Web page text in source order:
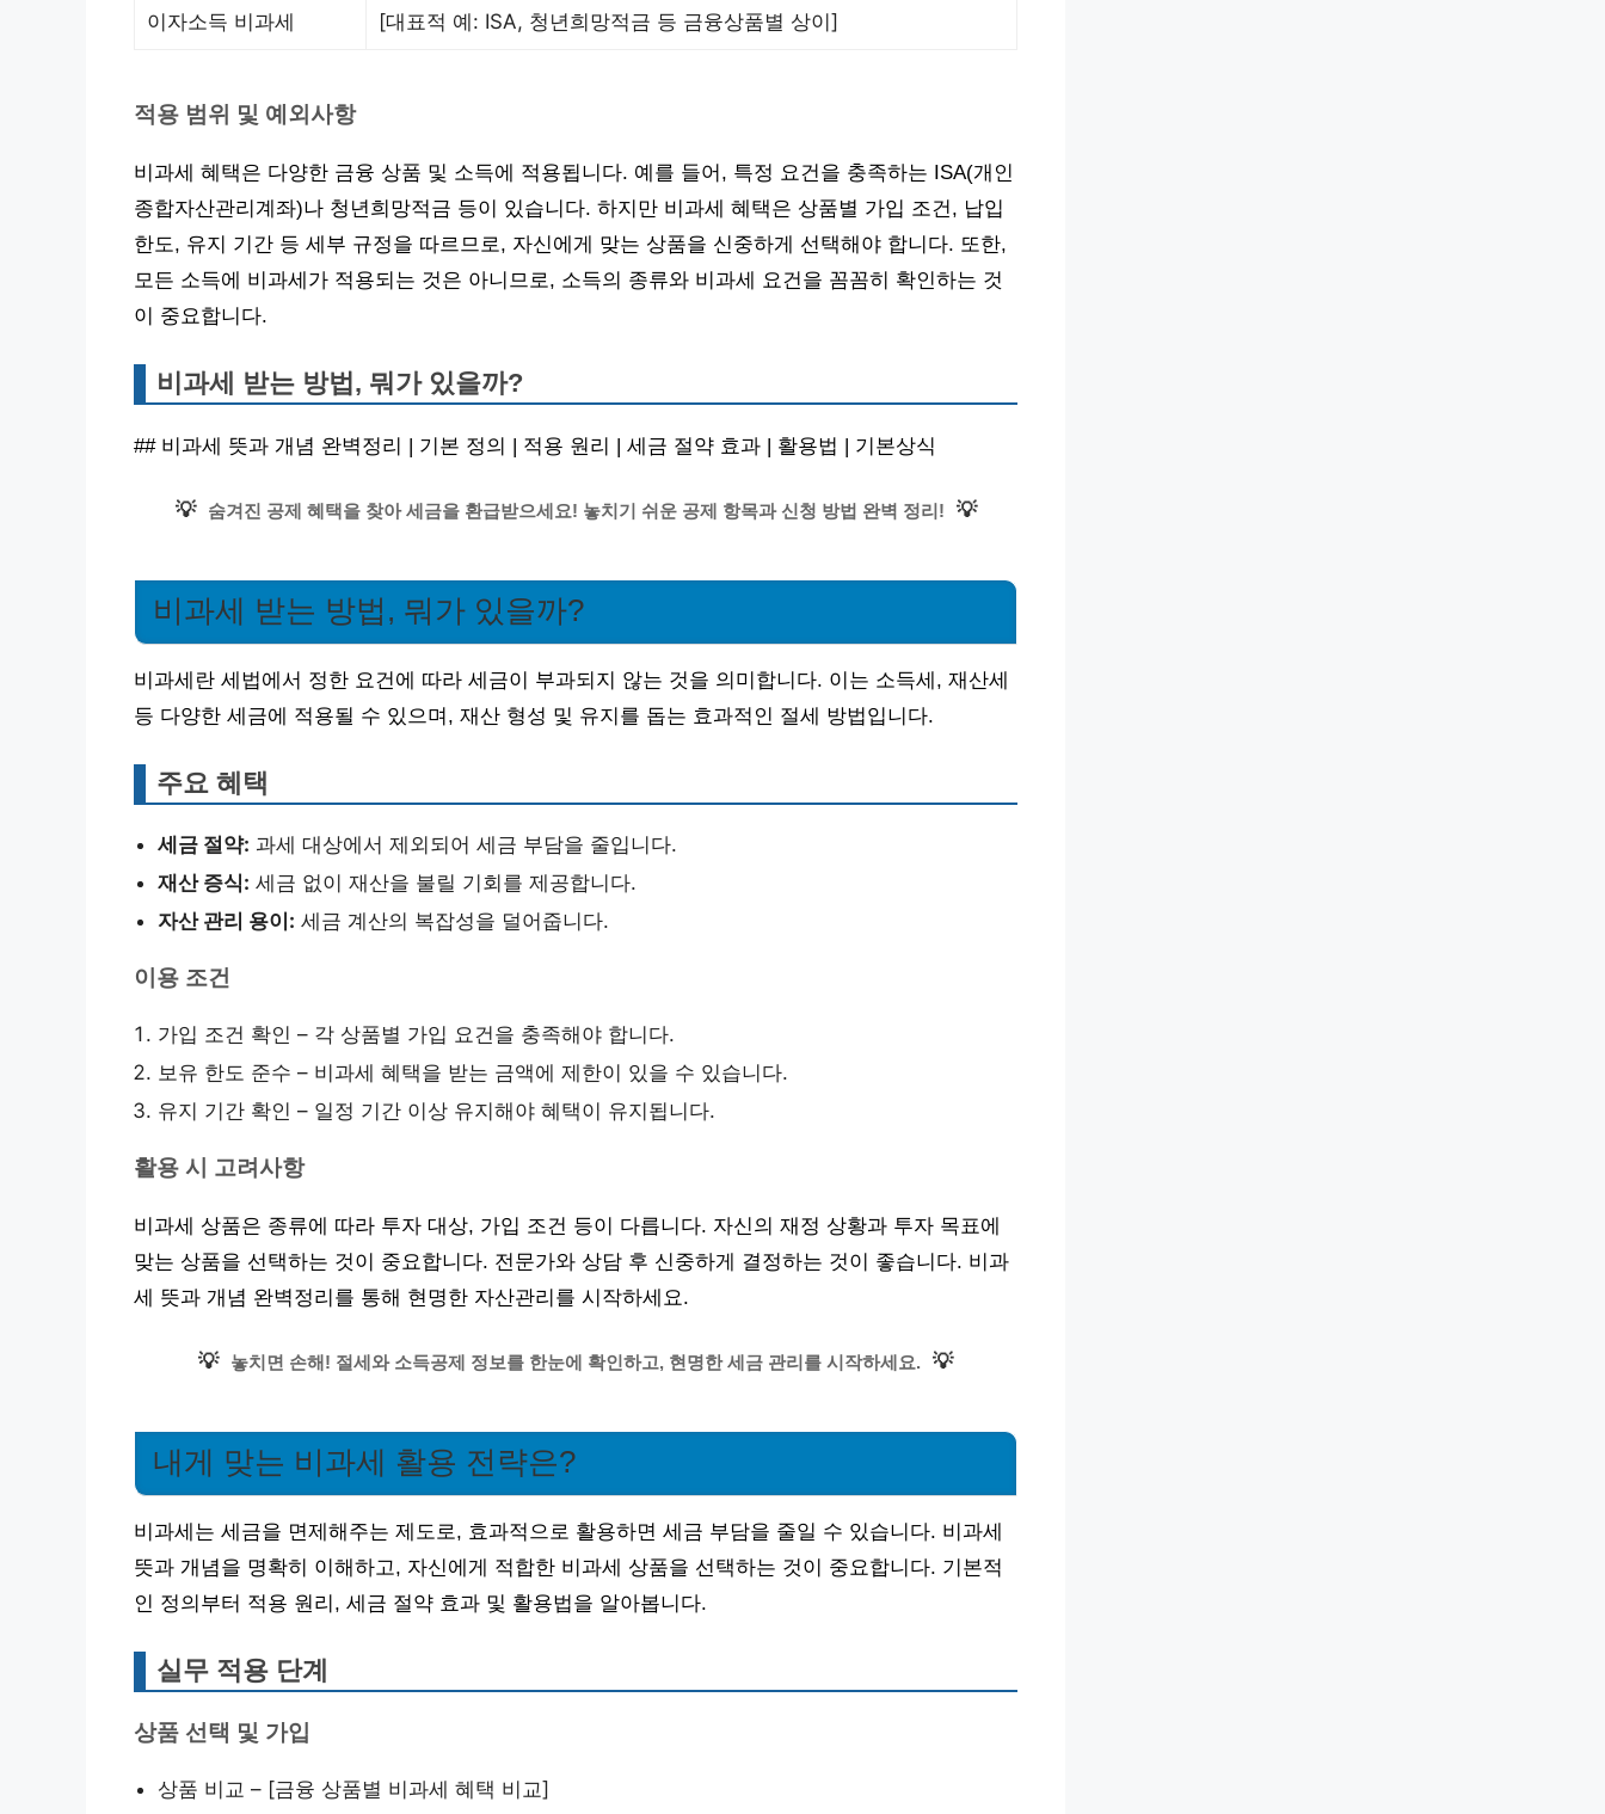
이자소득 비과세 [대표적 예: ISA, 청년희망적금 등 금융상품별 상이]
적용 범위 및 예외사항
비과세 혜택은 다양한 금융 상품 및 소득에 적용됩니다. 예를 들어, 특정 요건을 충족하는 ISA(개인
종합자산관리계좌)나 청년희망적금 등이 있습니다. 하지만 비과세 혜택은 상품별 가입 조건, 납입
한도, 유지 기간 등 세부 규정을 따르므로, 자신에게 맞는 상품을 신중하게 선택해야 합니다. 또한,
모든 소득에 비과세가 적용되는 것은 아니므로, 소득의 종류와 비과세 요건을 꼼꼼히 확인하는 것
이 중요합니다.
비과세 받는 방법, 뭐가 있을까?
## 비과세 뜻과 개념 완벽정리 | 기본 정의 | 적용 원리 | 세금 절약 효과 | 활용법 | 기본상식
💡 숨겨진 공제 혜택을 찾아 세금을 환급받으세요! 놓치기 쉬운 공제 항목과 신청 방법 완벽 정리! 💡
비과세 받는 방법, 뭐가 있을까?
비과세란 세법에서 정한 요건에 따라 세금이 부과되지 않는 것을 의미합니다. 이는 소득세, 재산세
등 다양한 세금에 적용될 수 있으며, 재산 형성 및 유지를 돕는 효과적인 절세 방법입니다.
주요 혜택
세금 절약: 과세 대상에서 제외되어 세금 부담을 줄입니다.
재산 증식: 세금 없이 재산을 불릴 기회를 제공합니다.
자산 관리 용이: 세금 계산의 복잡성을 덜어줍니다.
이용 조건
가입 조건 확인 – 각 상품별 가입 요건을 충족해야 합니다.
보유 한도 준수 – 비과세 혜택을 받는 금액에 제한이 있을 수 있습니다.
유지 기간 확인 – 일정 기간 이상 유지해야 혜택이 유지됩니다.
활용 시 고려사항
비과세 상품은 종류에 따라 투자 대상, 가입 조건 등이 다릅니다. 자신의 재정 상황과 투자 목표에
맞는 상품을 선택하는 것이 중요합니다. 전문가와 상담 후 신중하게 결정하는 것이 좋습니다. 비과
세 뜻과 개념 완벽정리를 통해 현명한 자산관리를 시작하세요.
💡 놓치면 손해! 절세와 소득공제 정보를 한눈에 확인하고, 현명한 세금 관리를 시작하세요. 💡
내게 맞는 비과세 활용 전략은?
비과세는 세금을 면제해주는 제도로, 효과적으로 활용하면 세금 부담을 줄일 수 있습니다. 비과세
뜻과 개념을 명확히 이해하고, 자신에게 적합한 비과세 상품을 선택하는 것이 중요합니다. 기본적
인 정의부터 적용 원리, 세금 절약 효과 및 활용법을 알아봅니다.
실무 적용 단계
상품 선택 및 가입
상품 비교 – [금융 상품별 비과세 혜택 비교]